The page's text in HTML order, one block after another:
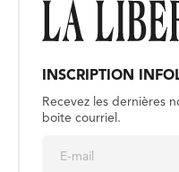
INSCRIPTION
Recevez les dernières
boite courriel.